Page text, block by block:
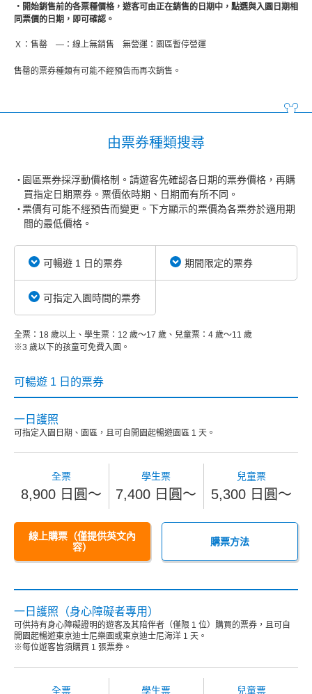
・開始銷售前的各票種價格，遊客可由正在銷售的日期中，點選與入園日期相
同票價的日期，即可確認。
Ｘ：售罄 ―：線上無銷售 無營運：園區暫停營運
售罄的票券種類有可能不經預告而再次銷售。
由票券種類搜尋
園區票券採浮動價格制。請遊客先確認各日期的票券價格，再購
買指定日期票券。票價依時期、日期而有所不同。
票價有可能不經預告而變更。下方顯示的票價為各票券於適用期
間的最低價格。
可暢遊 1 日的票券 期間限定的票券
可指定入園時間的票券
全票：18 歲以上、學生票：12 歲～17 歲、兒童票：4 歲～11 歲
※3 歲以下的孩童可免費入園。
可暢遊 1 日的票券
一日護照
可指定入園日期、園區，且可自開園起暢遊園區 1 天。
全票
8,900 日圓～
學生票
7,400 日圓～
兒童票
5,300 日圓～
線上購票（僅提供英文內
容）
購票方法
一日護照（身心障礙者專用）
可供持有身心障礙證明的遊客及其陪伴者（僅限 1 位）購買的票券，且可自
開園起暢遊東京迪士尼樂園或東京迪士尼海洋 1 天。
※每位遊客皆須購買 1 張票券。
全票 學生票 兒童票